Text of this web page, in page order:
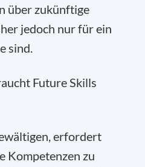
über zukünftige
jedoch nur für ein
sind.
Future Skills
erfordert
Kompetenzen zu